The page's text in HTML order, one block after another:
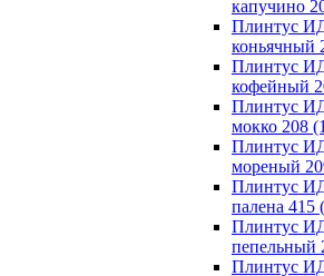
капучино
Плинтус
коньячный
Плинтус
кофейный
Плинтус
мокко 208
Плинтус
мореный
Плинтус
палена 415
Плинтус
пепельный
Плинтус